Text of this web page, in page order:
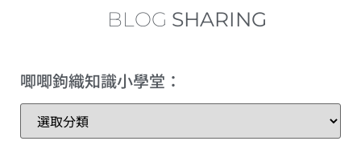
繞線後到底要拉多高？
BLOG SHARING
唧唧鉤織知識小學堂：